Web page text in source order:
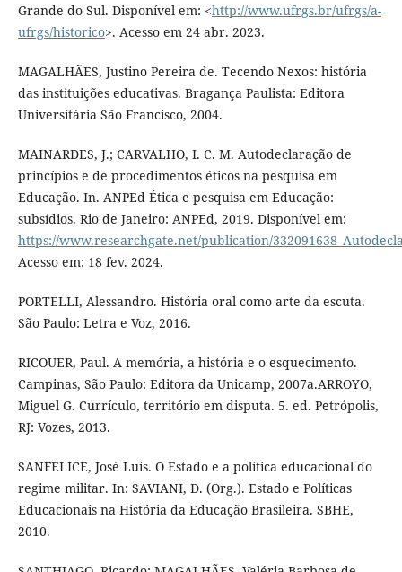
Grande do Sul. Disponível em: <http://www.ufrgs.br/ufrgs/a-
ufrgs/historico>. Acesso em 24 abr. 2023.
MAGALHÃES, Justino Pereira de. Tecendo Nexos: história
das instituições educativas. Bragança Paulista: Editora
Universitária São Francisco, 2004.
MAINARDES, J.; CARVALHO, I. C. M. Autodeclaração de
princípios e de procedimentos éticos na pesquisa em
Educação. In. ANPEd Ética e pesquisa em Educação:
subsídios. Rio de Janeiro: ANPEd, 2019. Disponível em:
https://www.researchgate.net/publication/
Acesso em: 18 fev. 2024.
PORTELLI, Alessandro. História oral como arte da escuta.
São Paulo: Letra e Voz, 2016.
RICOUER, Paul. A memória, a história e o esquecimento.
Campinas, São Paulo: Editora da Unicamp, 2007a.ARROYO,
Miguel G. Currículo, território em disputa. 5. ed. Petrópolis,
RJ: Vozes, 2013.
SANFELICE, José Luís. O Estado e a política educacional do
regime militar. In: SAVIANI, D. (Org.). Estado e Políticas
Educacionais na História da Educação Brasileira. SBHE,
2010.